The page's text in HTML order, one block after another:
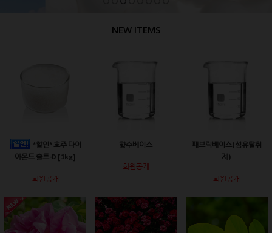
NEW ITEMS
*할인* 호주 다이
아몬드 솔트-D [1kg]
회원공개
향수베이스
회원공개
패브릭베이스(섬유탈취
제)
회원공개